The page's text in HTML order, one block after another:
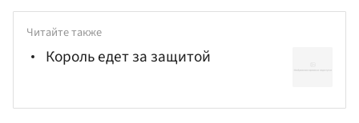
Читайте также
Король едет за защитой